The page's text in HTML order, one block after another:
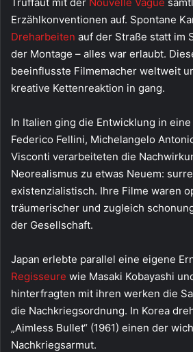
Erzählkonventionen auf. Spontane
Dreharbeiten auf der Straße statt im
der Montage – alles war erlaubt.
beeinflusste Filmemacher weltweit
kreative Kettenreaktion in gang.
In Italien ging die Entwicklung in
Federico Fellini, Michelangelo
Visconti verarbeiteten die
Neorealismus zu etwas Neuem:
existenzialistisch. Ihre Filme waren
träumerischer und zugleich
der Gesellschaft.
Japan erlebte parallel eine eigene
Regisseure wie Masaki Kobayashi
hinterfragten mit ihren werken die
die Nachkriegsordnung. In Korea
„Aimless Bullet“ (1961) einen der
Nachkriegsarmut.